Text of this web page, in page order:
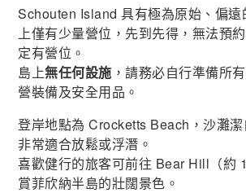
Schouten Island 具有極為原始、偏遠
上僅有少量營位，先到先得，無法預
定有營位。
島上無任何設施 ，請務必自行準備所
營裝備及安全用品。
登岸地點為 Crocketts Beach，沙灘潔
非常適合放鬆或浮潛。
喜歡健行的旅客可前往 Bear Hill（約
賞菲欣納半島的壯闊景色。